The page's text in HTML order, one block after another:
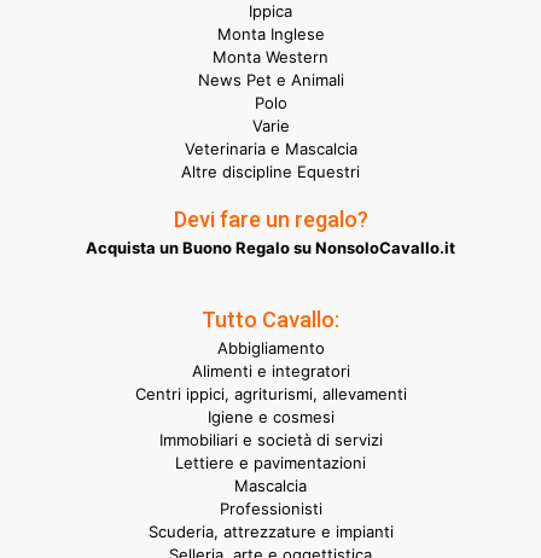
Ippica
Monta Inglese
Monta Western
News Pet e Animali
Polo
Varie
Veterinaria e Mascalcia
Altre discipline Equestri
Devi fare un regalo?
Acquista un Buono Regalo su NonsoloCavallo.it
Tutto Cavallo:
Abbigliamento
Alimenti e integratori
Centri ippici, agriturismi, allevamenti
Igiene e cosmesi
Immobiliari e società di servizi
Lettiere e pavimentazioni
Mascalcia
Professionisti
Scuderia, attrezzature e impianti